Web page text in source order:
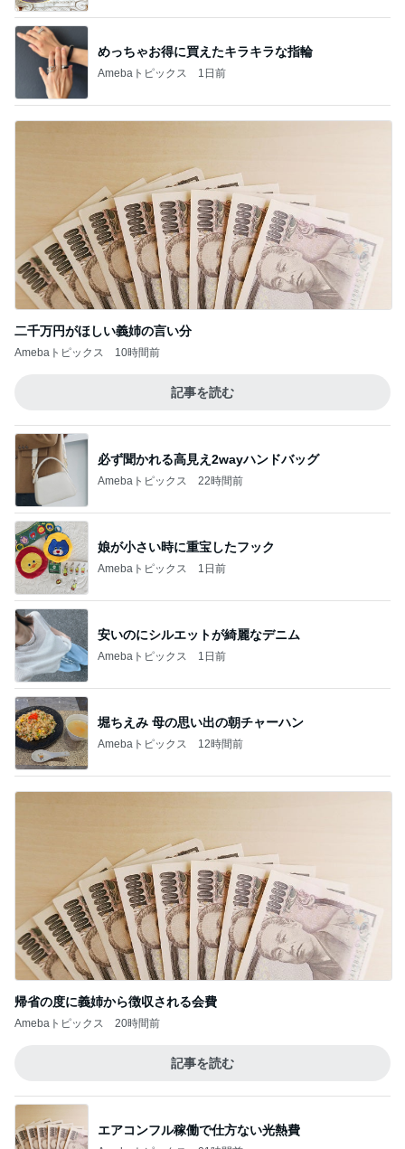
めっちゃお得に買えたキラキラな指輪
Amebaトピックス 1日前
二千万円がほしい義姉の言い分
Amebaトピックス 10時間前
記事を読む
必ず聞かれる高見え2wayハンドバッグ
Amebaトピックス 22時間前
娘が小さい時に重宝したフック
Amebaトピックス 1日前
安いのにシルエットが綺麗なデニム
Amebaトピックス 1日前
堀ちえみ 母の思い出の朝チャーハン
Amebaトピックス 12時間前
帰省の度に義姉から徴収される会費
Amebaトピックス 20時間前
記事を読む
エアコンフル稼働で仕方ない光熱費